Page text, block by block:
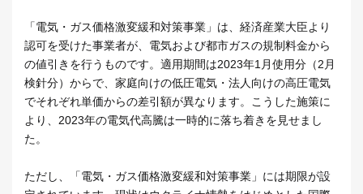
「電気・ガス価格激変緩和対策事業」は、経済産業大臣より
認可を受けた事業者が、電気および都市ガスの規制料金から
の値引きを行うものです。適用期間は2023年1月使用分（2月
検針分）からで、家庭向けの低圧電気・法人向けの高圧電気
でそれぞれ単価からの差引額が異なります。こうした施策に
より、2023年の電気代高騰は一時的に落ち着きを見せまし
た。
ただし、「電気・ガス価格激変緩和対策事業」には期限が設